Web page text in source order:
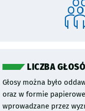
LICZBA
Głosy można było
oraz w formie
wprowadzane przez